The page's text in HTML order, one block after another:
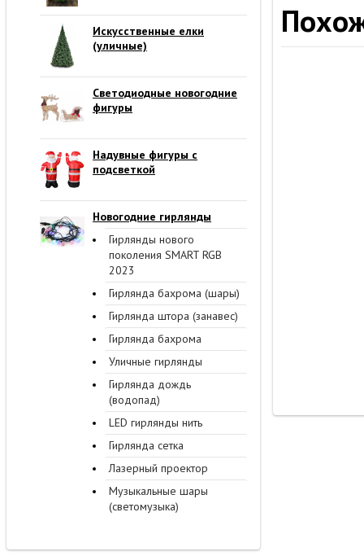
Искусственные елки
(уличные)
Светодиодные новогодние
фигуры
Надувные фигуры с
подсветкой
Новогодние гирлянды
Гирлянды нового
поколения SMART RGB
2023
Гирлянда бахрома (шары)
Гирлянда штора (занавес)
Гирлянда бахрома
Уличные гирлянды
Гирлянда дождь
(водопад)
LED гирлянды нить
Гирлянда сетка
Лазерный проектор
Музыкальные шары
(светомузыка)